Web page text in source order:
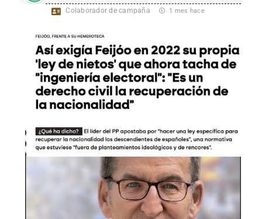
Colaborador de campaña 1 mes hace